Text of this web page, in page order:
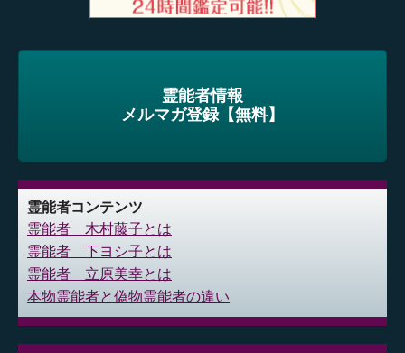
霊能者情報
メルマガ登録【無料】
霊能者コンテンツ
霊能者 木村藤子とは
霊能者 下ヨシ子とは
霊能者 立原美幸とは
本物霊能者と偽物霊能者の違い